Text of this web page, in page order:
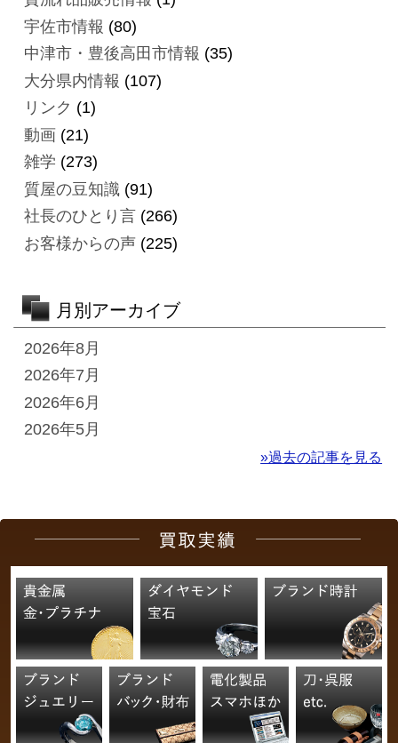
宇佐市情報 (80)
中津市・豊後高田市情報 (35)
大分県内情報 (107)
リンク (1)
動画(21)
雑学 (273)
質屋の豆知識(91)
社長のひとり言(266)
お客様からの声(225)
月別アーカイブ
2026年8月
2026年7月
2026年6月
2026年5月
»過去の記事を見る